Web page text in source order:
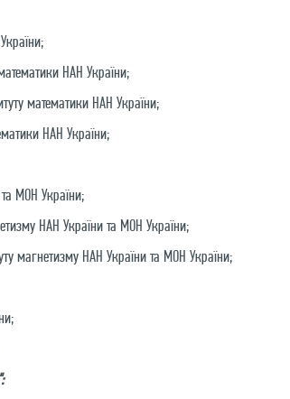
НАН України;
математики НАН України;
НАН України;
МОН України;
НАН України та МОН України;
магнетизму НАН України та МОН України;